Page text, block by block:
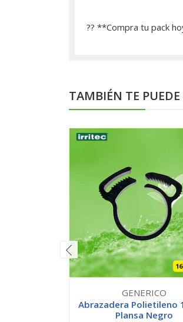
?? **­Compra tu pack
TAMBIÉN TE PUEDE
GENERICO
Abrazadera Polietileno
Plansa Negro